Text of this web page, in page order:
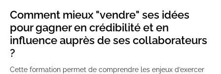
Comment mieux "vendre" ses idées
pour gagner en crédibilité et en
influence auprès de ses collaborateurs
?
Cette formation permet de comprendre les enjeux d’exercer